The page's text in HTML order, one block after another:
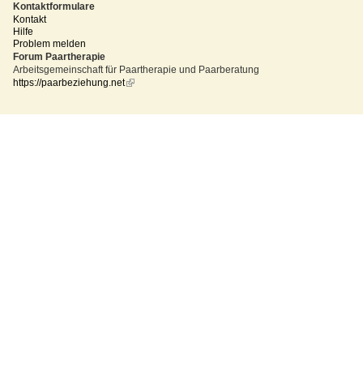
Kontaktformulare
Kontakt
Hilfe
Problem melden
Forum Paartherapie
Arbeitsgemeinschaft für Paartherapie und Paarberatung
https://paarbeziehung.net(link